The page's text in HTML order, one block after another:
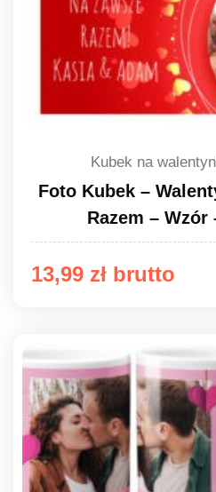
Kubek na
Foto Kubek –
Razem – Wzór
13,99 zł